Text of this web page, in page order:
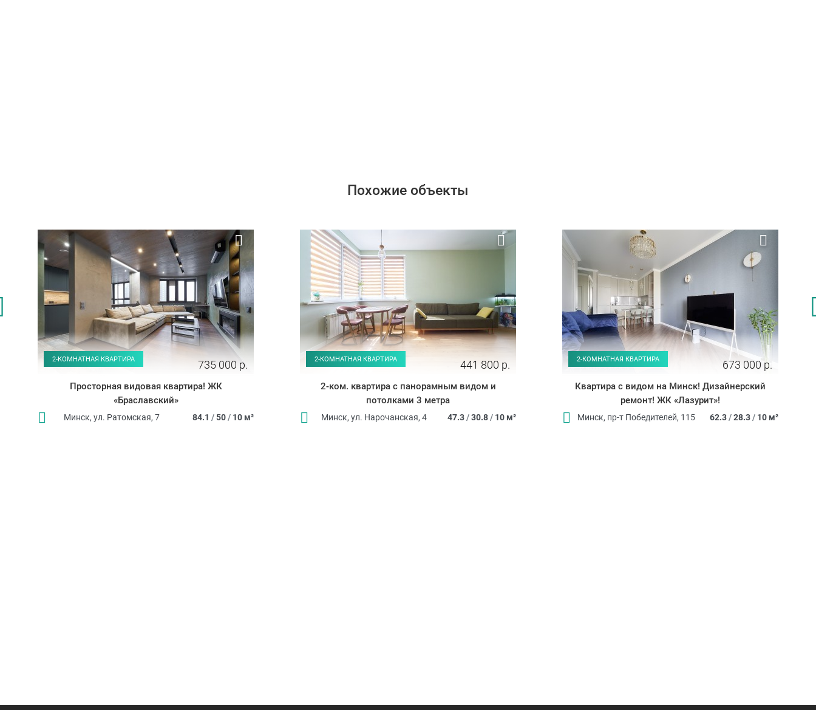
Похожие объекты
2-КОМНАТНАЯ КВАРТИРА 735 000 р.
Просторная видовая квартира! ЖК
«Браславский»
Минск, ул. Ратомская, 7 84.1 /50/ 10 м²
2-КОМНАТНАЯ КВАРТИРА 441 800 р.
2-ком. квартира с панорамным видом и
потолками 3 метра
Минск, ул. Нарочанская, 4 47.3/30.8/ 10 м²
2-КОМНАТНАЯ КВАРТИРА 673 000 р.
Квартира с видом на Минск! Дизайнерский
ремонт! ЖК «Лазурит»!
Минск, пр-т Победителей, 115 62.3/28.3/ 10 м²